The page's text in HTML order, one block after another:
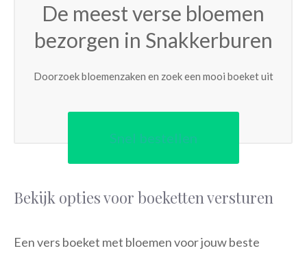
De meest verse bloemen
bezorgen in Snakkerburen
Doorzoek bloemenzaken en zoek een mooi boeket uit
Snel bestellen
Bekijk opties voor boeketten versturen
Een vers boeket met bloemen voor jouw beste